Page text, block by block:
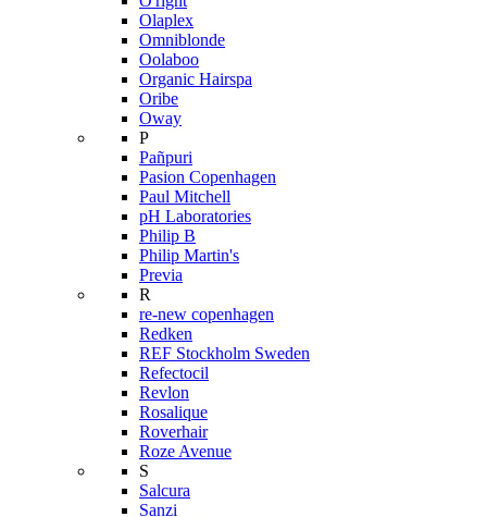
Olaplex
Omniblonde
Oolaboo
Organic Hairspa
Oribe
Oway
P
Pañpuri
Pasion Copenhagen
Paul Mitchell
pH Laboratories
Philip B
Philip Martin's
Previa
R
re-new copenhagen
Redken
REF Stockholm Sweden
Refectocil
Revlon
Rosalique
Roverhair
Roze Avenue
S
Salcura
Sanzi